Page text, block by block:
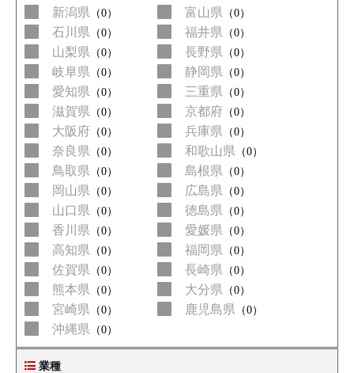
新潟県 （0） 富山県 （0）
石川県 （0） 福井県 （0）
山梨県 （0） 長野県 （0）
岐阜県 （0） 静岡県 （0）
愛知県 （0） 三重県 （0）
滋賀県 （0） 京都府 （0）
大阪府 （0） 兵庫県 （0）
奈良県 （0） 和歌山県 （0）
鳥取県 （0） 島根県 （0）
岡山県 （0） 広島県 （0）
山口県 （0） 徳島県 （0）
香川県 （0） 愛媛県 （0）
高知県 （0） 福岡県 （0）
佐賀県 （0） 長崎県 （0）
熊本県 （0） 大分県 （0）
宮崎県 （0） 鹿児島県 （0）
沖縄県 （0）
業種